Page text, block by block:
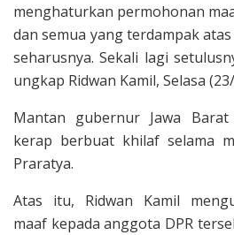
menghaturkan permohonan
dan semua yang terdampak
seharusnya. Sekali lagi
ungkap Ridwan Kamil, Selasa
Mantan gubernur Jawa
kerap berbuat khilaf selama
Praratya.
Atas itu, Ridwan Kamil
maaf kepada anggota DPR